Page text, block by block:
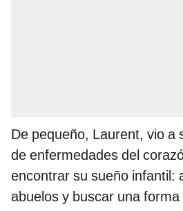
De pequeño, Laurent, vio a
de enfermedades del
encontrar su sueño infantil:
abuelos y buscar una